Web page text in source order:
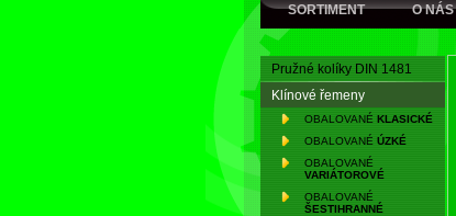
SORTIMENT O NÁS
Pružné kolíky DIN 1481
Klínové řemeny
OBALOVANÉ KLASICKÉ
OBALOVANÉ ÚZKÉ
OBALOVANÉ
VARIÁTOROVÉ
OBALOVANÉ
ŠESTIHRANNÉ